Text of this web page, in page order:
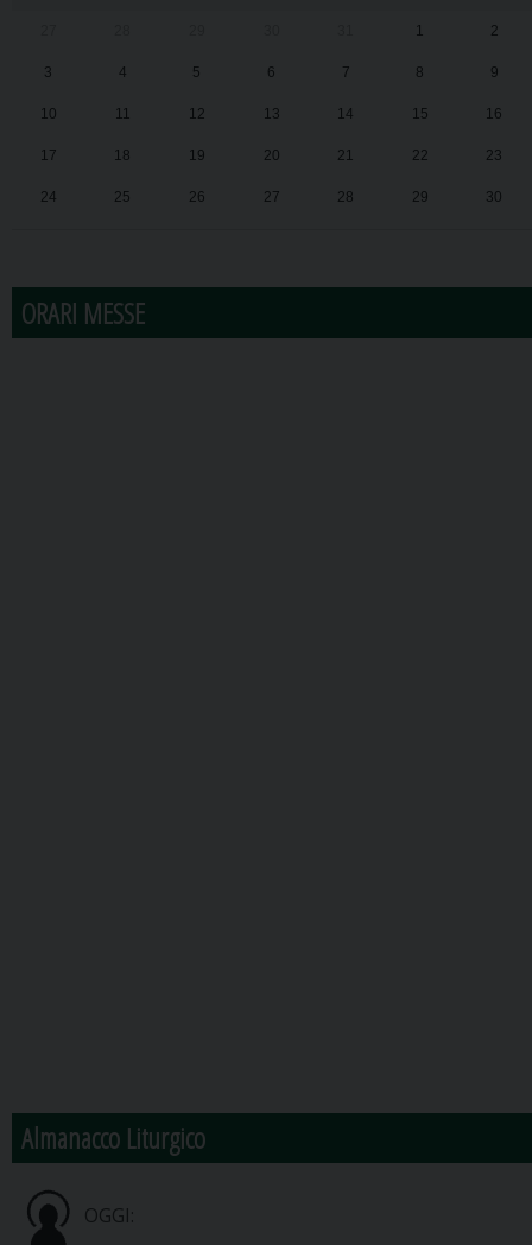
1 2
3 4 5 6 7 8 9
10 11 12 13 14 15 16
17 18 19 20 21 22 23
24 25 26 27 28 29 30
ORARI MESSE
Almanacco Liturgico
OGGI: